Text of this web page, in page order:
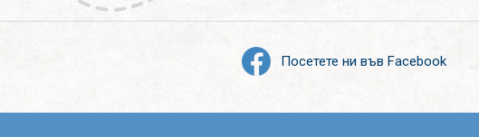
Посетете ни във Facebook